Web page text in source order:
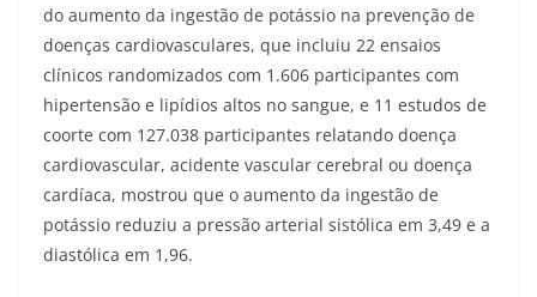
do aumento da ingestão de potássio na prevenção de
doenças cardiovasculares, que incluiu 22 ensaios
clínicos randomizados com 1.606 participantes com
hipertensão e lipídios altos no sangue, e 11 estudos de
coorte com 127.038 participantes relatando doença
cardiovascular, acidente vascular cerebral ou doença
cardíaca, mostrou que o aumento da ingestão de
potássio reduziu a pressão arterial sistólica em 3,49 e a
diastólica em 1,96.